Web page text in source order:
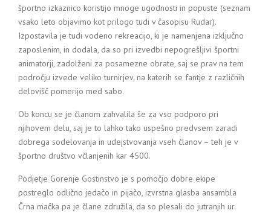
športno izkaznico koristijo mnoge ugodnosti in popuste (seznam
vsako leto objavimo kot prilogo tudi v časopisu Rudar).
Izpostavila je tudi vodeno rekreacijo, ki je namenjena izključno
zaposlenim, in dodala, da so pri izvedbi nepogrešljivi športni
animatorji, zadolženi za posamezne obrate, saj se prav na tem
področju izvede veliko turnirjev, na katerih se fantje z različnih
delovišč pomerijo med sabo.
Ob koncu se je članom zahvalila še za vso podporo pri
njihovem delu, saj je to lahko tako uspešno predvsem zaradi
dobrega sodelovanja in udejstvovanja vseh članov – teh je v
športno društvo včlanjenih kar 4500.
Podjetje Gorenje Gostinstvo je s pomočjo dobre ekipe
postreglo odlično jedačo in pijačo, izvrstna glasba ansambla
Črna mačka pa je člane združila, da so plesali do jutranjih ur.